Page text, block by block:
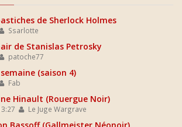
de Sherlock Holmes
Ssarlotte
de Stanislas Petrosky
patoche77
(saison 4)
Fab
Hinault (Rouergue Noir)
Le Juge Wargrave